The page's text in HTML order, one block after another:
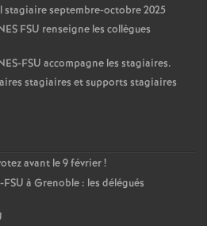
stagiaire septembre-octobre 2025
FSU renseigne les collègues
FSU accompagne les stagiaires.
stagiaires et supports stagiaires
avant le 9 février!
à Grenoble : les délégués